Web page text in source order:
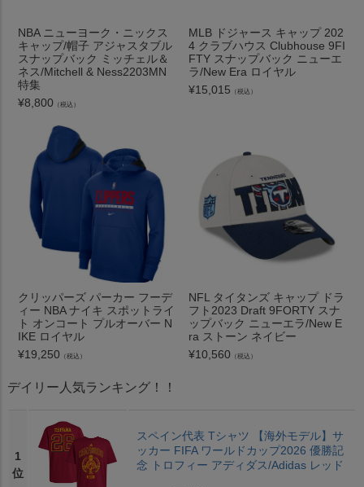
NBA ニューヨーク・ニックス
キャップ/帽子 アジャスタブル
スナップバック ミッチェル＆
ネス/Mitchell & Ness2203MN
特集
¥8,800 （税込）
MLB ドジャース キャップ 202
4 クラブハウス Clubhouse 9FI
FTY スナップバック ニューエ
ラ/New Era ロイヤル
¥15,015 （税込）
クリッパーズ パーカー フーデ
ィー NBA ナイキ スポットライ
ト オンコート プルオーバー N
IKE ロイヤル
¥19,250 （税込）
NFL タイタンズ キャップ ドラ
フト2023 Draft 9FORTY スナ
ップバック ニューエラ/New E
ra ストーン ネイビー
¥10,560 （税込）
デイリー人気ランキング！！
1
位
スペイン代表 Tシャツ 【海外モデル】サ
ッカー FIFA ワールドカップ2026 優勝記
念 トロフィー アディダス/Adidas レッド